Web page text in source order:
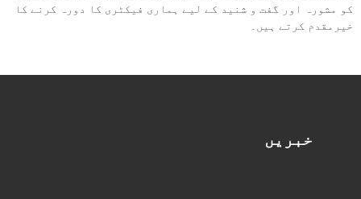
کو مشورہ اور گفت و شنید کے لیے ہماری فیکٹری کا دورہ کرنے کا
خیرمقدم کرتے ہیں۔
خبریں